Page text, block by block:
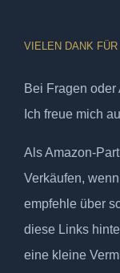
VIELEN DANK
Bei Fragen oder
Ich freue mich
Als Amazon-
Verkäufen,
empfehle über
diese Links
eine kleine